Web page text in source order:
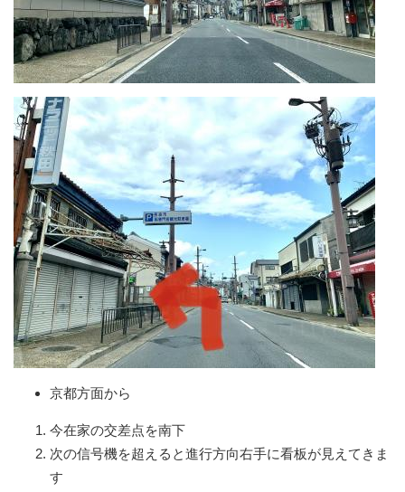
京都方面から
今在家の交差点を南下
次の信号機を超えると進行方向右手に看板が見えてきま
す